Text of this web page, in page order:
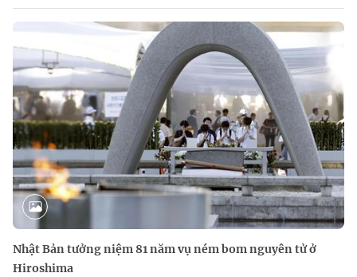
Nhật Bản tưởng niệm 81 năm vụ ném bom nguyên tử ở
Hiroshima